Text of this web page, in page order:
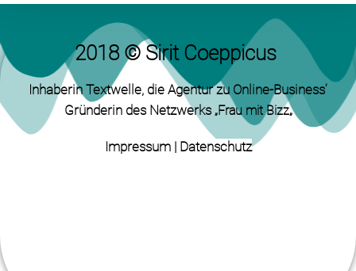
2018 © Sirit Coeppicus
Inhaberin Textwelle, die Agentur zu Online-Business‘
Gründerin des Netzwerks „Frau mit Bizz„
Impressum| Datenschutz